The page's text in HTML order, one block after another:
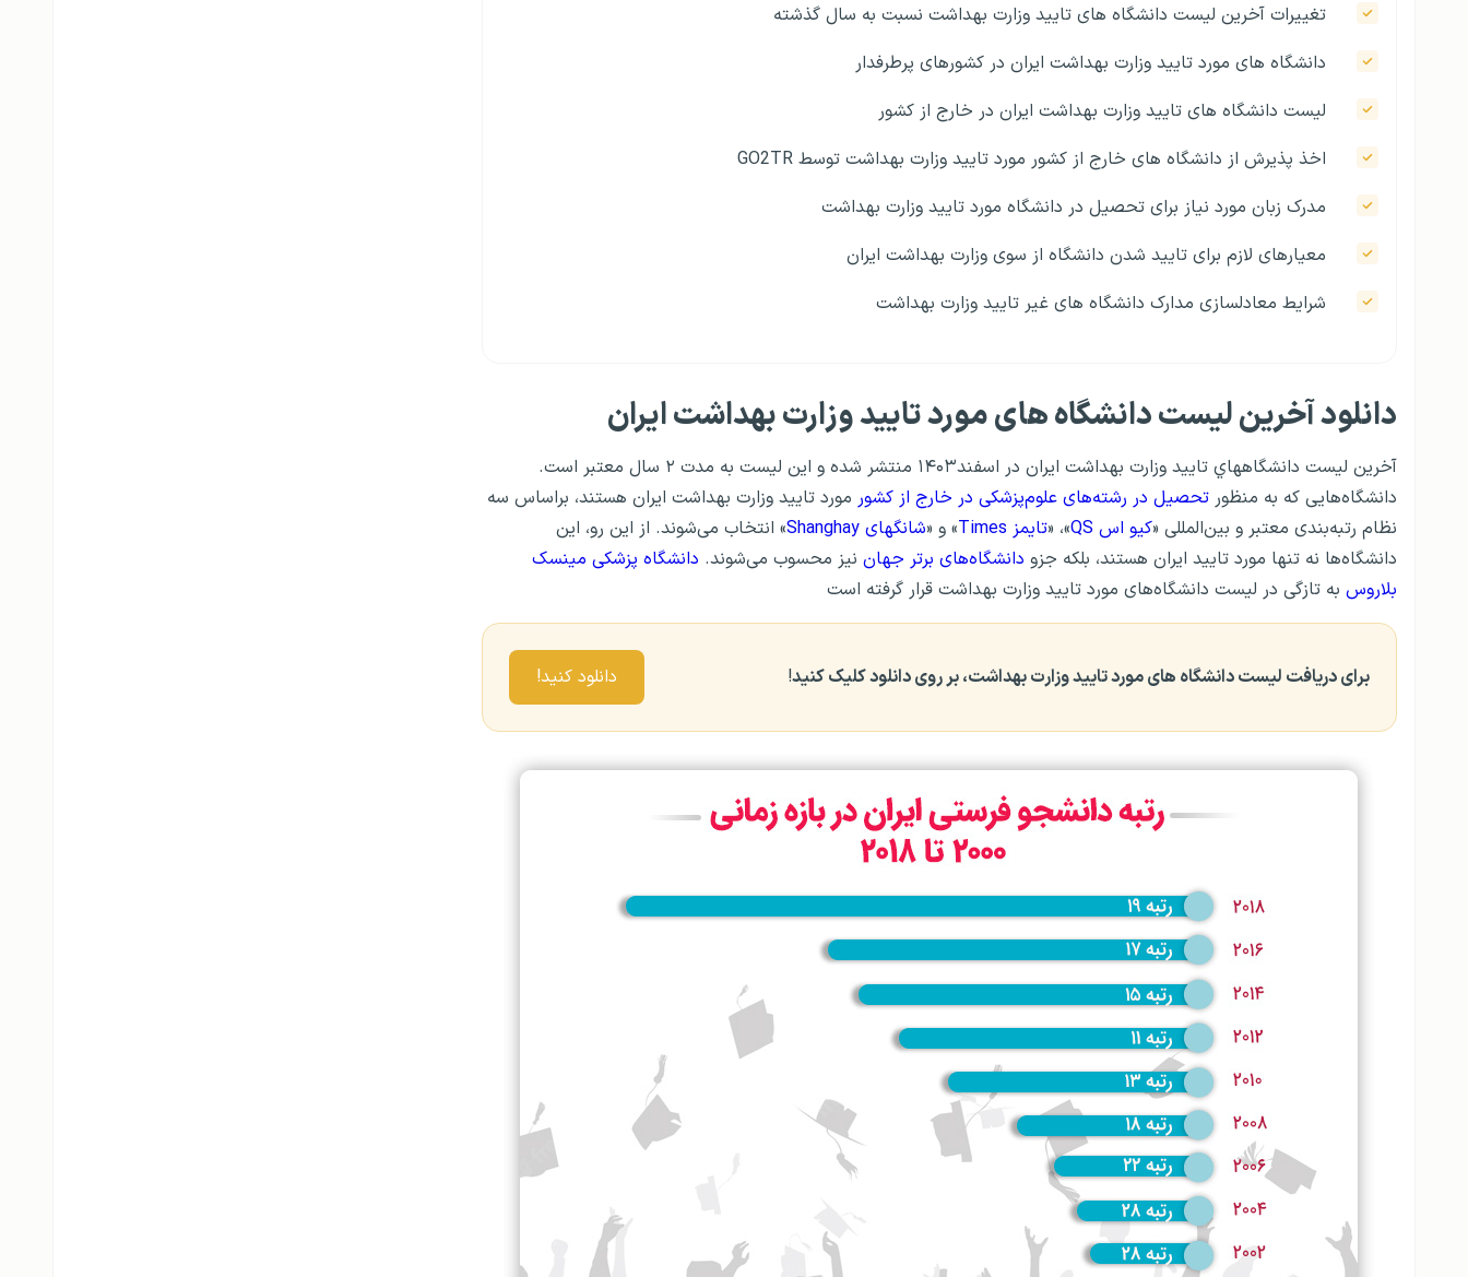
تغییرات آخرین لیست دانشگاه های تایید وزارت بهداشت نسبت به سال گذشته
دانشگاه های مورد تایید وزارت بهداشت ایران در کشورهای پرطرفدار
لیست دانشگاه های تایید وزارت بهداشت ایران در خارج از کشور
اخذ پذیرش از دانشگاه های خارج از کشور مورد تایید وزارت بهداشت توسط GO2TR
مدرک زبان مورد نیاز برای تحصیل در دانشگاه مورد تایید وزارت بهداشت
معیارهای لازم برای تایید شدن دانشگاه از سوی وزارت بهداشت ایران
شرایط معادلسازی مدارک دانشگاه های غیر تایید وزارت بهداشت
دانلود آخرین لیست دانشگاه های مورد تایید وزارت بهداشت ایران
آخرین ليست دانشگاههاي تاييد وزارت بهداشت ایران در اسفند۱۴۰۳ منتشر شده و این لیست به مدت ۲ سال معتبر است.
دانشگاه‌هایی که به منظور تحصیل در رشته‌های علوم‌پزشکی در خارج از کشور مورد تایید وزارت بهداشت ایران هستند، براساس سه
نظام رتبه‌بندی معتبر و بین‌المللی «کیو اس QS »، «تایمز Times » و «شانگهای Shanghay
» انتخاب می‌شوند. از این رو، این
دانشگاه‌ها نه تنها مورد تایید ایران هستند، بلکه جزو دانشگاه‌های برتر جهان نیز محسوب می‌شوند. دانشگاه پزشکی مینسک
بلاروس به تازگی در لیست دانشگاه‌های مورد تایید وزارت بهداشت قرار گرفته است
برای دریافت لیست دانشگاه های مورد تایید وزارت بهداشت، بر روی دانلود کلیک کنید! دانلود کنید!